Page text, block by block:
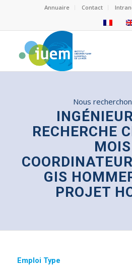
Annuaire Contact
Nous
RECHERCHE
MOIS
GIS
PROJET
Emploi Type